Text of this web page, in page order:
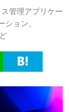
管理アプリケー
ション、